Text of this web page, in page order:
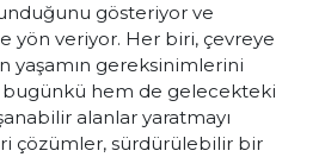
gösteriyor ve
yön veriyor. Her biri, çevreye
yaşamın gereksinimlerini
hem de gelecekteki
alanlar yaratmayı
çözümler, sürdürülebilir bir